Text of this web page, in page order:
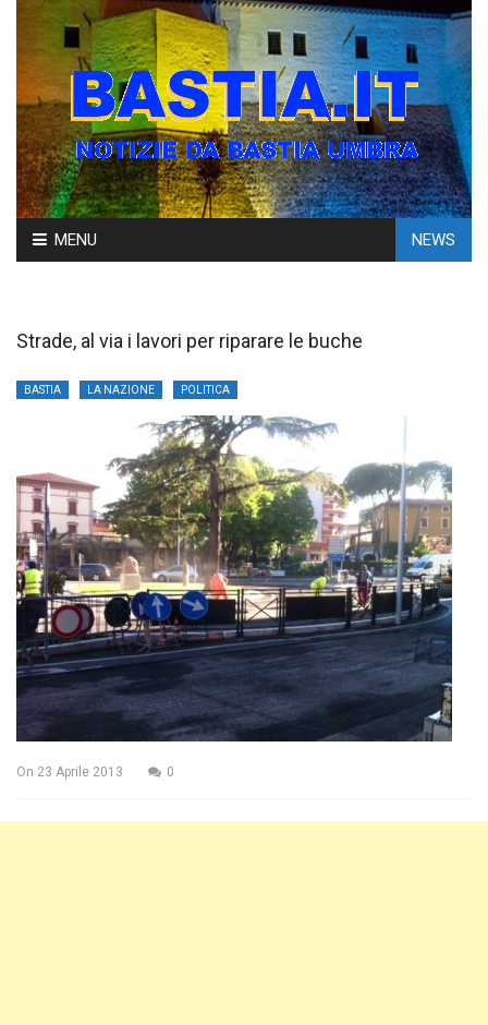
Skip
to
MENU NEWS
Strade, al via i lavori per riparare le buche
BASTIA LA NAZIONE POLITICA
On 23 Aprile 2013 0